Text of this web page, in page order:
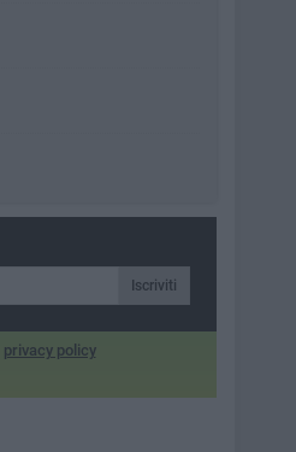
Iscriviti
privacy policy